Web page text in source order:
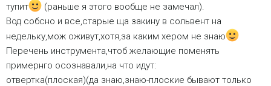
тупит
(раньше я этого вообще не замечал).
Вод собсно и все,старые ща закину в сольвент на
недельку,мож оживут,хотя,за каким хером не знаю
Перечень инструмента,чтоб желающие поменять
примернго осознавали,на что идут:
отвертка(плоская)(да знаю,знаю-плоские бывают только